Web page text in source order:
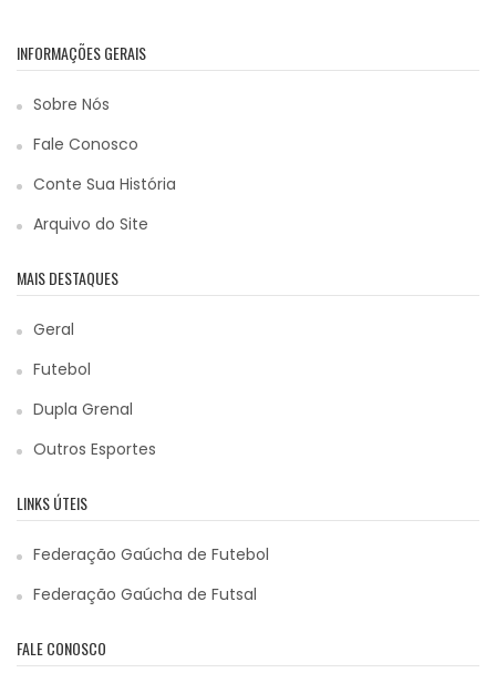
INFORMAÇÕES GERAIS
Sobre Nós
Fale Conosco
Conte Sua História
Arquivo do Site
MAIS DESTAQUES
Geral
Futebol
Dupla Grenal
Outros Esportes
LINKS ÚTEIS
Federação Gaúcha de Futebol
Federação Gaúcha de Futsal
FALE CONOSCO